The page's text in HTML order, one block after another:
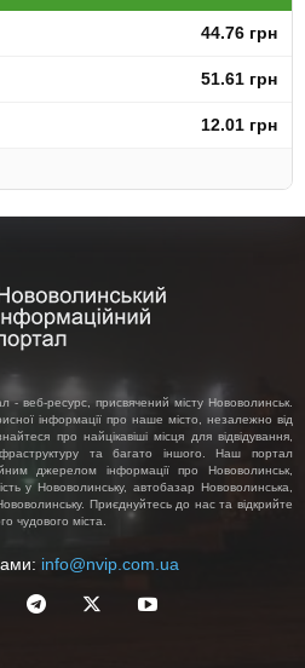
44.76 грн
51.61 грн
12.01 грн
- веб-ресурс, присвячений місту Нововолинськ.
інформації про наше місто, незалежно від
про найцікавіші місця для відвідування,
та багато іншого. Наш портал
джерелом інформації про Нововолинськ,
у Нововолинську, автобазар Нововолинська,
Приєднуйтесь до нас та відкрийте
чудового міста.
info@nvip.com.ua